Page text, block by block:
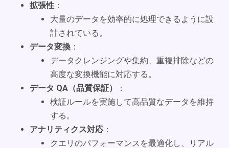
拡張性 ：
大量のデータを効率的に処理できるように設
計されている。
データ変換 ：
データクレンジングや集約、重複排除などの
高度な変換機能に対応する。
データ QA（品質保証）
：
検証ルールを実施して高品質なデータを維持
する。
アナリティクス対応 ：
クエリのパフォーマンスを最適化し、リアル